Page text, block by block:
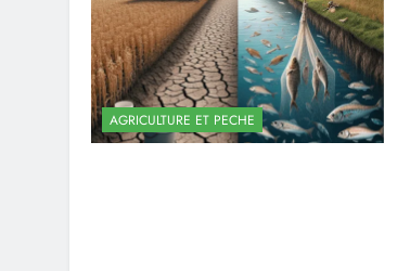
AGRICULTURE ET PECHE